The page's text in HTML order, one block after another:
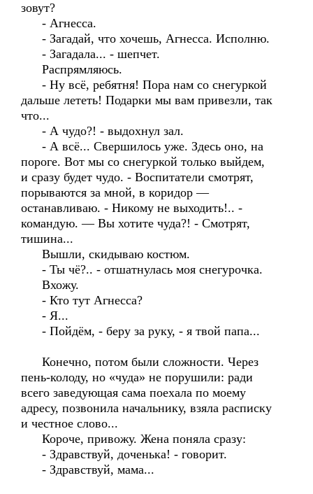
зовут?
- Агнесса.
- Загадай, что хочешь, Агнесса. Исполню.
- Загадала... - шепчет.
Распрямляюсь.
- Ну всё, ребятня! Пора нам со снегуркой
дальше лететь! Подарки мы вам привезли, так
что...
- А чудо?! - выдохнул зал.
- А всё... Свершилось уже. Здесь оно, на
пороге. Вот мы со снегуркой только выйдем,
и сразу будет чудо. - Воспитатели смотрят,
порываются за мной, в коридор —
останавливаю. - Никому не выходить!.. -
командую. — Вы хотите чуда?! - Смотрят,
тишина...
Вышли, скидываю костюм.
- Ты чё?.. - отшатнулась моя снегурочка.
Вхожу.
- Кто тут Агнесса?
- Я...
- Пойдём, - беру за руку, - я твой папа...
Конечно, потом были сложности. Через
пень-колоду, но «чуда» не порушили: ради
всего заведующая сама поехала по моему
адресу, позвонила начальнику, взяла расписку
и честное слово...
Короче, привожу. Жена поняла сразу:
- Здравствуй, доченька! - говорит.
- Здравствуй, мама...